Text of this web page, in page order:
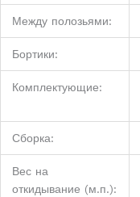
Между полозьями:
Бортики:
Комплектующие:
Сборка:
Вес на
откидывание (м.п.):